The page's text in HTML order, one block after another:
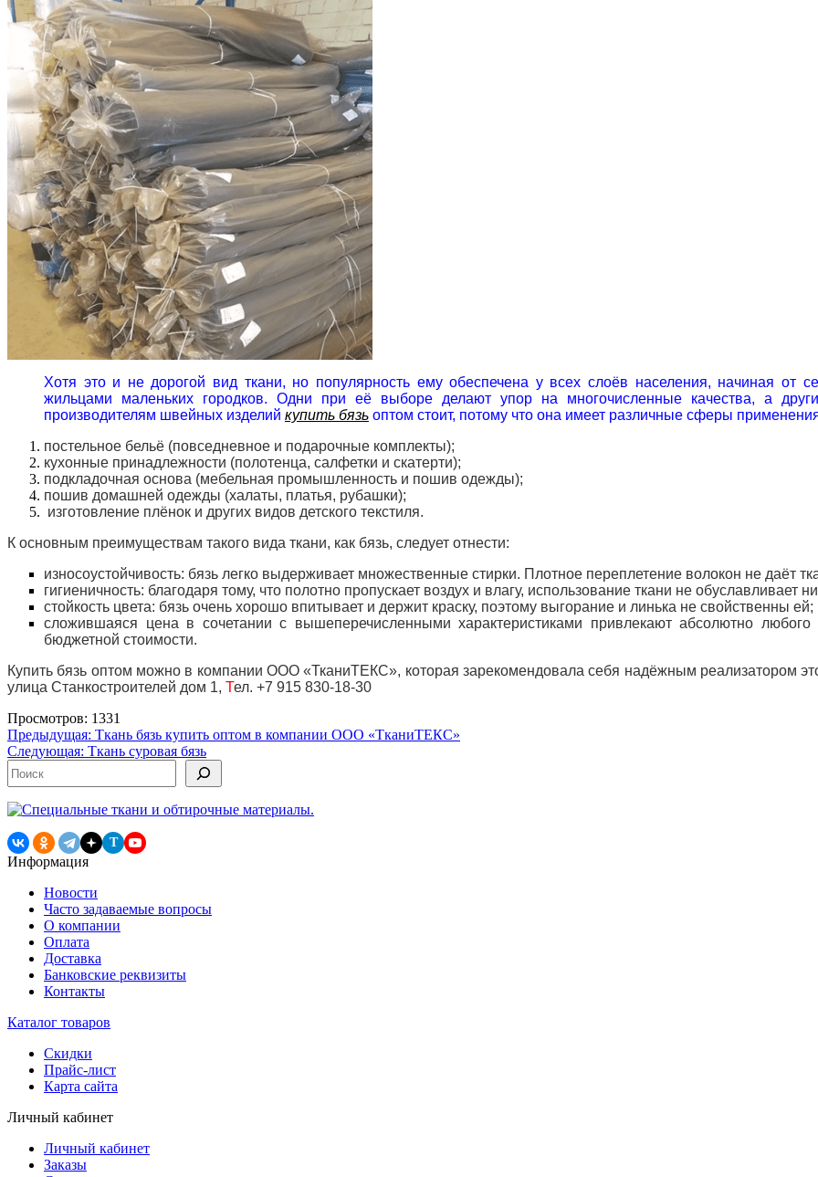
Хотя это и не дорогой вид ткани, но популярность ему обеспечена у всех слоёв населения, начиная от
жильцами маленьких городков. Одни при её выборе делают упор на многочисленные качества, а
производителям швейных изделий купить бязь оптом стоит, потому что она имеет различные сферы
постельное бельё (повседневное и подарочные комплекты);
кухонные принадлежности (полотенца, салфетки и скатерти);
подкладочная основа (мебельная промышленность и пошив одежды);
пошив домашней одежды (халаты, платья, рубашки);
изготовление плёнок и других видов детского текстиля.
К основным преимуществам такого вида ткани, как бязь, следует отнести:
износоустойчивость: бязь легко выдерживает множественные стирки. Плотное переплетение волокон не даёт
гигиеничность: благодаря тому, что полотно пропускает воздух и влагу, использование ткани не обуславливает
стойкость цвета: бязь очень хорошо впитывает и держит краску, поэтому выгорание и линька не свойственны ей;
сложившаяся цена в сочетании с вышеперечисленными характеристиками привлекают абсолютно любого
бюджетной стоимости.
Купить бязь оптом можно в компании ООО «ТканиТЕКС», которая зарекомендовала себя надёжным реализатором
улица Станкостроителей дом 1, Тел. +7 915 830-18-30
Просмотров: 1331
Навигация
по
записям
Предыдущая: Ткань бязь купить оптом в компании ООО «ТканиТЕКС»
Следующая: Ткань суровая бязь
Поиск
T
Информация
Новости
Часто задаваемые вопросы
О компании
Оплата
Доставка
Банковские реквизиты
Контакты
Каталог товаров
Скидки
Прайс-лист
Карта сайта
Личный кабинет
Личный кабинет
Заказы